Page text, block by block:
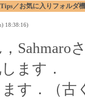
／お気に入りフォルダ
18:38:16)
Sahmaro
ます．
ます．（